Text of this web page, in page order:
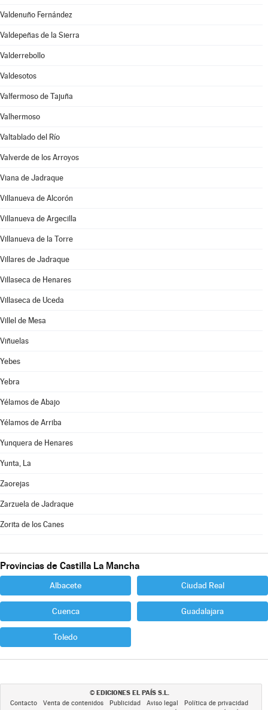
Valdenuño Fernández
Valdepeñas de la Sierra
Valderrebollo
Valdesotos
Valfermoso de Tajuña
Valhermoso
Valtablado del Río
Valverde de los Arroyos
Viana de Jadraque
Villanueva de Alcorón
Villanueva de Argecilla
Villanueva de la Torre
Villares de Jadraque
Villaseca de Henares
Villaseca de Uceda
Villel de Mesa
Viñuelas
Yebes
Yebra
Yélamos de Abajo
Yélamos de Arriba
Yunquera de Henares
Yunta, La
Zaorejas
Zarzuela de Jadraque
Zorita de los Canes
Provincias de Castilla La Mancha
Albacete Ciudad Real
Cuenca Guadalajara
Toledo
© EDICIONES EL PAÍS S.L.
Contacto Venta de contenidos Publicidad Aviso legal
Política de privacidad